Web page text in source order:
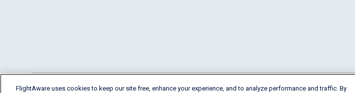
FlightAware uses cookies to keep our site free, enhance your experience, and to analyze performance and traffic. By